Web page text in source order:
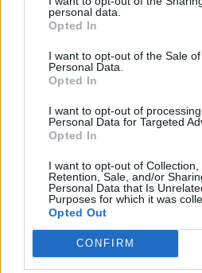
personal data.
Opted In
I want to opt-out of the Sale
Personal Data.
Opted In
I want to opt-out of
Personal Data for Targeted
Opted In
I want to opt-out of Collection,
Retention, Sale, and/or
Personal Data that Is
Purposes for which it was
Opted Out
CONFIRM
istorijoje“
rankinio“:
pakilo į orą
Raktažodžiai greitoji pagalba